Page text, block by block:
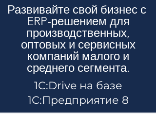
Развивайте свой бизнес с
ERP-решением для
производственных,
оптовых и сервисных
компаний малого и
среднего сегмента.
1C:Drive на базе
1С:Предприятие 8